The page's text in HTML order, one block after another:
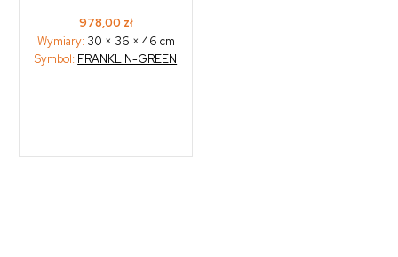
978,00 zł
Wymiary: 30 × 36 × 46 cm
Symbol: FRANKLIN-GREEN